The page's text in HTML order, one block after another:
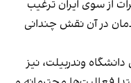
از سوی ایران ترغیب
در آن نقش چندانی
وندربیلت، نیز